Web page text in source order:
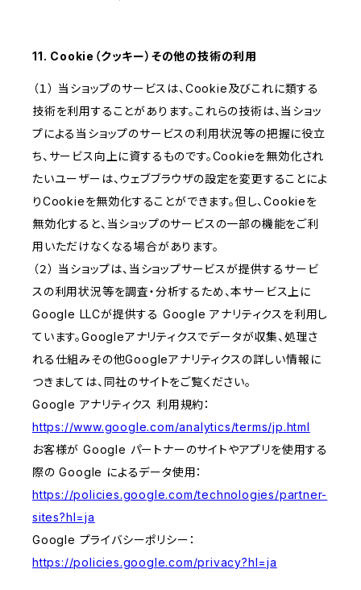
11. Cookie（クッキー）その他の技術の利用
（１） 当ショップのサービスは、Cookie及びこれに類する
技術を利用することがあります。これらの技術は、当ショッ
プによる当ショップのサービスの利用状況等の把握に役立
ち、サービス向上に資するものです。Cookieを無効化され
たいユーザーは、ウェブブラウザの設定を変更することによ
りCookieを無効化することができます。但し、Cookieを
無効化すると、当ショップのサービスの一部の機能をご利
用いただけなくなる場合があります。
（２） 当ショップは、当ショップサービスが提供するサービ
スの利用状況等を調査・分析するため、本サービス上に
Google LLCが提供する Google アナリティクスを利用し
ています。Googleアナリティクスでデータが収集、処理さ
れる仕組みその他Googleアナリティクスの詳しい情報に
つきましては、同社のサイトをご覧ください。
Google アナリティクス 利用規約：
https://www.google.com/analytics/terms/jp.html
お客様が Google パートナーのサイトやアプリを使用する
際の Google によるデータ使用：
https://policies.google.com/technologies/partner-
sites?hl=ja
Google プライバシーポリシー：
https://policies.google.com/privacy?hl=ja